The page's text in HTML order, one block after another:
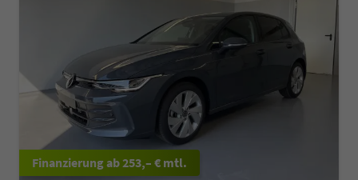
ab 253,– € mtl.